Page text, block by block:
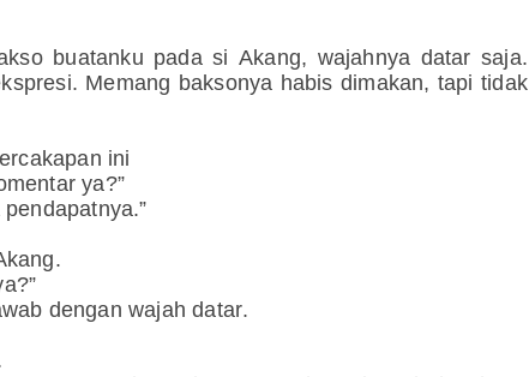
buatanku pada si Akang, wajahnya datar saja.
Memang baksonya habis dimakan, tapi tidak
ini
ya?”
dengan wajah datar.